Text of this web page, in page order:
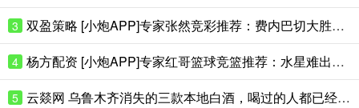
3 双盈策略 [小炮APP]专家张然竞彩推荐：费内巴切大胜对手
4 杨方配资 [小炮APP]专家红哥篮球竞篮推荐：水星难出大分
5 云燚网 乌鲁木齐消失的三款本地白酒，喝过的人都已经是当爷爷的人了吧？